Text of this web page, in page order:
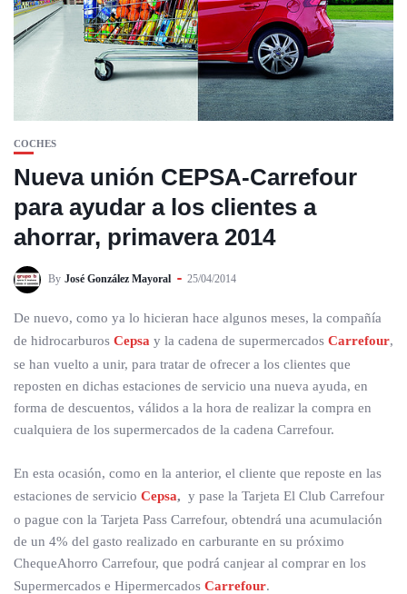
COCHES
Nueva unión CEPSA-Carrefour
para ayudar a los clientes a
ahorrar, primavera 2014
By José González Mayoral 25/04/2014
De nuevo, como ya lo hicieran hace algunos meses, la compañía
de hidrocarburos Cepsa y la cadena de supermercados Carrefour,
se han vuelto a unir, para tratar de ofrecer a los clientes que
reposten en dichas estaciones de servicio una nueva ayuda, en
forma de descuentos, válidos a la hora de realizar la compra en
cualquiera de los supermercados de la cadena Carrefour.
En esta ocasión, como en la anterior, el cliente que reposte en las
estaciones de servicio Cepsa, y pase la Tarjeta El Club Carrefour
o pague con la Tarjeta Pass Carrefour, obtendrá una acumulación
de un 4% del gasto realizado en carburante en su próximo
ChequeAhorro Carrefour, que podrá canjear al comprar en los
Supermercados e Hipermercados Carrefour.